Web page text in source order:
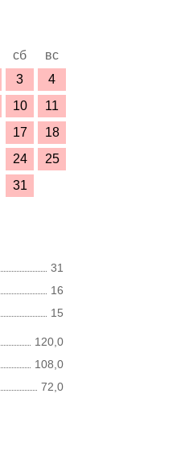
сб
вс
3
4
10
11
17
18
24
25
31
31
16
15
120,0
108,0
72,0